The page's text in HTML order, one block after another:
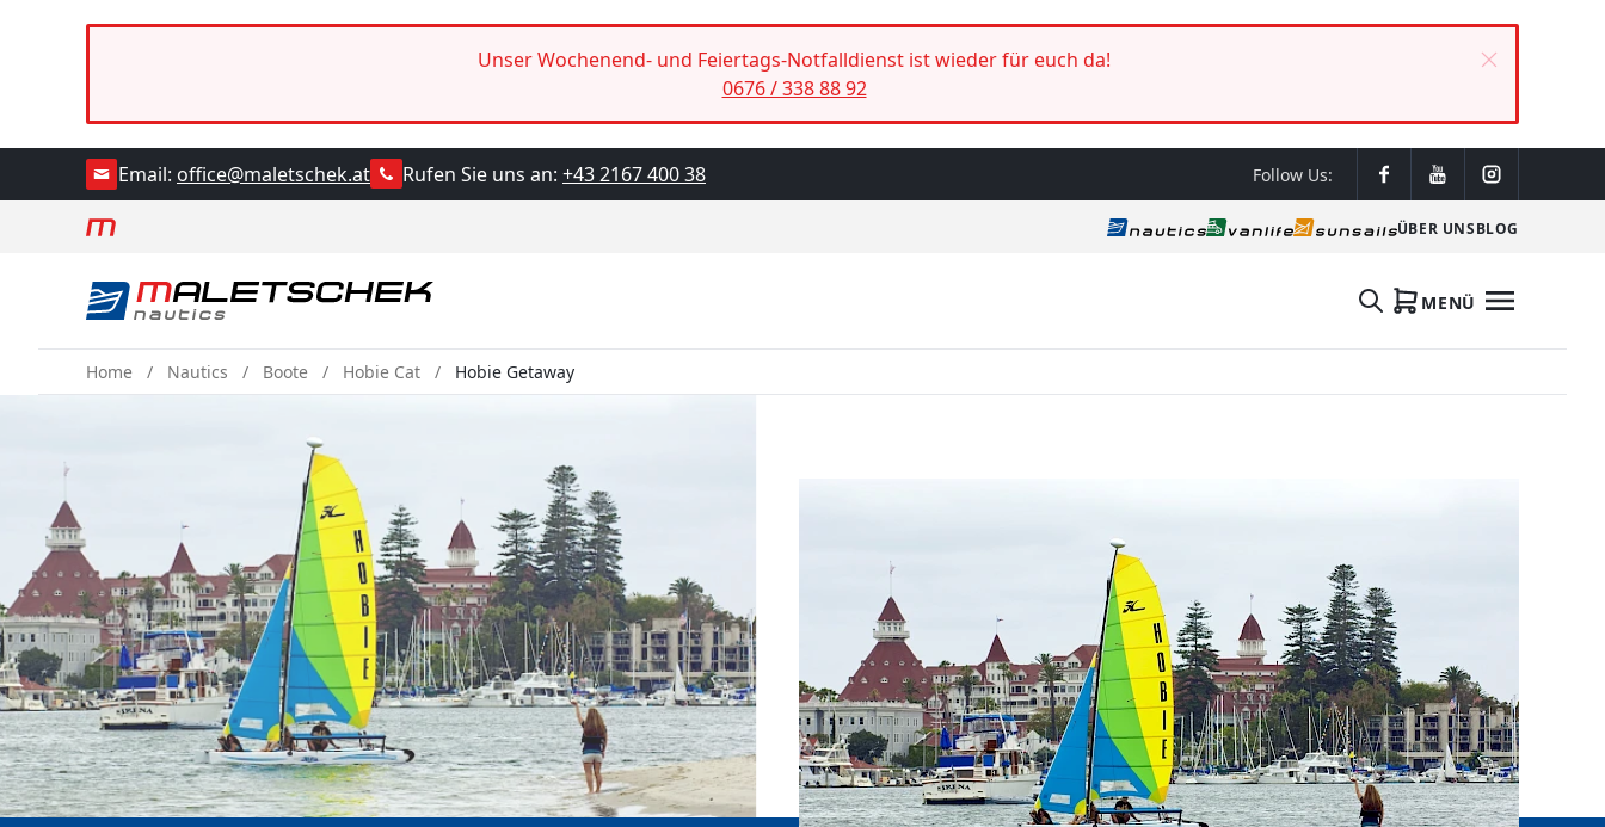
Unser Wochenend- und Feiertags-Notfalldienst ist wieder für euch da!
0676 / 338 88 92
Email: office@maletschek.at Rufen Sie uns an: +43 2167 400 38 Follow Us:
ÜBER UNSBLOG
MENÜ
Home Nautics Boote Hobie Cat Hobie Getaway